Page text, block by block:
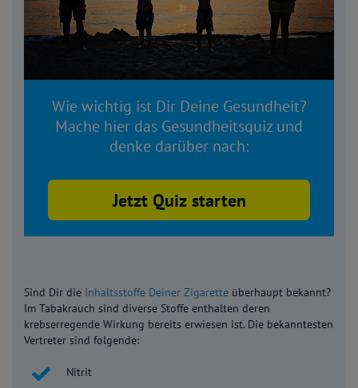
Wie wichtig ist Dir Deine Gesundheit?
Mache hier das Gesundheitsquiz und
denke darüber nach:
Jetzt Quiz starten
Sind Dir die Inhaltsstoffe Deiner Zigarette überhaupt bekannt?
Im Tabakrauch sind diverse Stoffe enthalten deren
krebserregende Wirkung bereits erwiesen ist. Die bekanntesten
Vertreter sind folgende:
Nitrit